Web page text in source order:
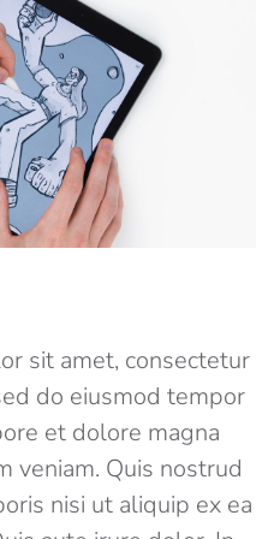
sit amet, consectetur
do eiusmod tempor
et dolore magna
veniam. Quis nostrud
nisi ut aliquip ex ea